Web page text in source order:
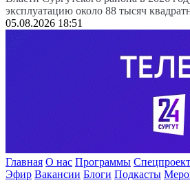
эксплуатацию около 88 тысяч
05.08.2026 18:51
Главная О нас Программы
Эфир Вакансии Блоги Подкасты